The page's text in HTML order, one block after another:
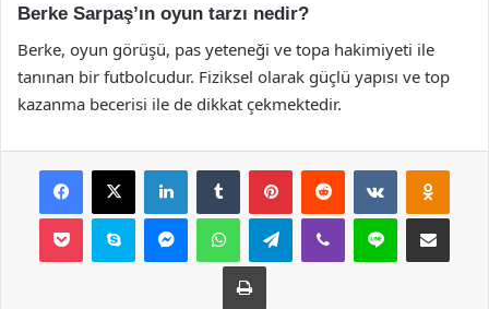
Berke Sarpaş’ın oyun tarzı nedir?
Berke, oyun görüşü, pas yeteneği ve topa hakimiyeti ile
tanınan bir futbolcudur. Fiziksel olarak güçlü yapısı ve top
kazanma becerisi ile de dikkat çekmektedir.
Facebook
X LinkedInTumblr PinterestReddit VKontakte
Pocket Skype MessengerWhatsAppTelegramViber Line E-Posta ile
Yazdır